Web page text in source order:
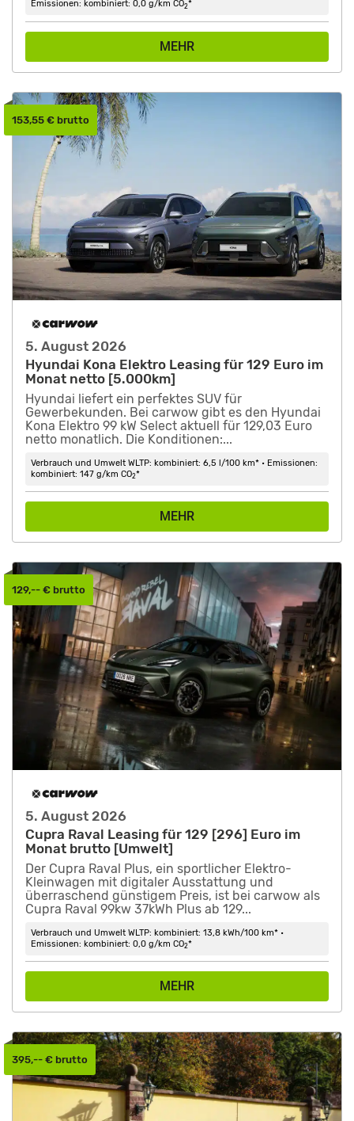
Emissionen: kombiniert: 0,0 g/km CO2*
MEHR
5. August 2026
Hyundai Kona Elektro Leasing für 129 Euro im
Monat netto [5.000km]
Hyundai liefert ein perfektes SUV für
Gewerbekunden. Bei carwow gibt es den Hyundai
Kona Elektro 99 kW Select aktuell für 129,03 Euro
netto monatlich. Die Konditionen:...
Verbrauch und Umwelt WLTP: kombiniert: 6,5 l/100 km* • Emissionen:
kombiniert: 147 g/km CO2*
MEHR
153,55 € brutto
5. August 2026
Cupra Raval Leasing für 129 [296] Euro im
Monat brutto [Umwelt]
Der Cupra Raval Plus, ein sportlicher Elektro-
Kleinwagen mit digitaler Ausstattung und
überraschend günstigem Preis, ist bei carwow als
Cupra Raval 99kw 37kWh Plus ab 129...
Verbrauch und Umwelt WLTP: kombiniert: 13,8 kWh/100 km* •
Emissionen: kombiniert: 0,0 g/km CO2*
MEHR
129,-- € brutto
395,-- € brutto